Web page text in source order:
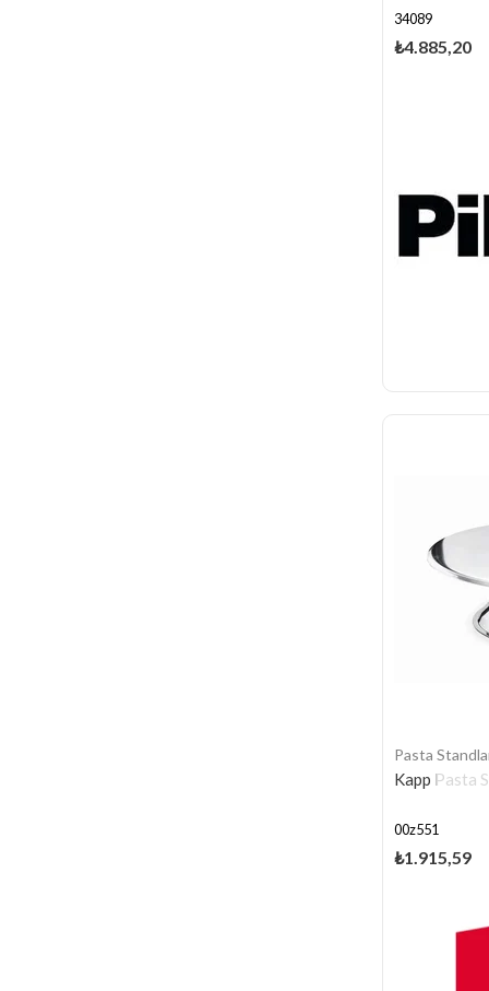
34089
₺4.885,20
Pasta
Kapp Pasta
00z551
₺1.915,59